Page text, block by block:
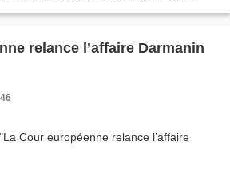
relance l’affaire Darmanin